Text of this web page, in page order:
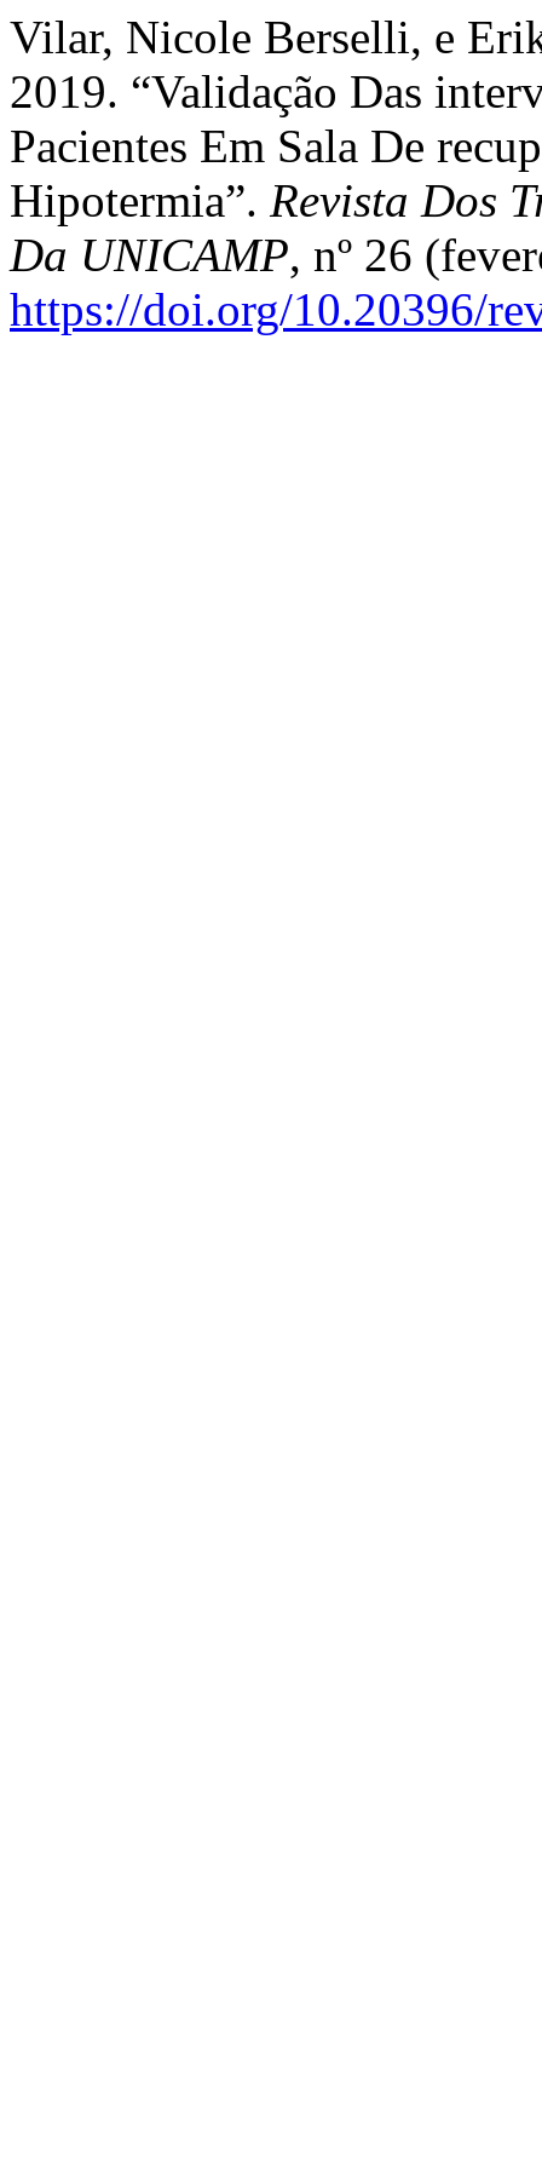
Vilar, Nicole Berselli, e
2019. “Validação Das
Pacientes Em Sala De
Hipotermia”. Revista Dos
Da UNICAMP, nº 26
https://doi.org/10.20396/